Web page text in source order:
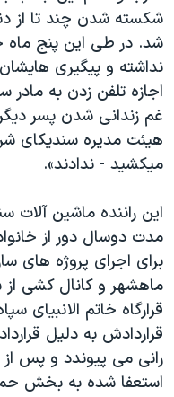
شكسته شدن چند تا از
شد. در طى اين پنج ماه
نداشته و پيگيری
اجازه تلفن زدن به مادر
غم زندانى شدن پسر
هيئت مديره سنديكاى
ميكشيد - ندادند».
این راننده ماشین آلات
مدت دوسال دور از
برای اجرای پروژه های
ماهشهر و کانال کشی از
قرارگاه خاتم الانبیای
قراردادش به دلیل
رانی می پیوندد و پس
استعفا شده به بخش